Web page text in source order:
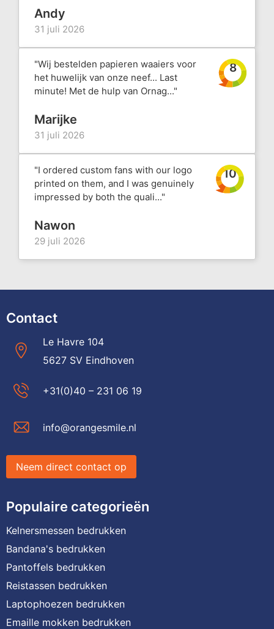
Andy
31 juli 2026
"Wij bestelden papieren waaiers voor
het huwelijk van onze neef... Last
minute! Met de hulp van Ornag..."
8
Marijke
31 juli 2026
"I ordered custom fans with our logo
printed on them, and I was genuinely
impressed by both the quali..."
10
Nawon
29 juli 2026
Contact
Le Havre 104
5627 SV Eindhoven
+31(0)40 – 231 06 19
info@orangesmile.nl
Neem direct contact op
Populaire categorieën
Kelnersmessen bedrukken
Bandana's bedrukken
Pantoffels bedrukken
Reistassen bedrukken
Laptophoezen bedrukken
Emaille mokken bedrukken